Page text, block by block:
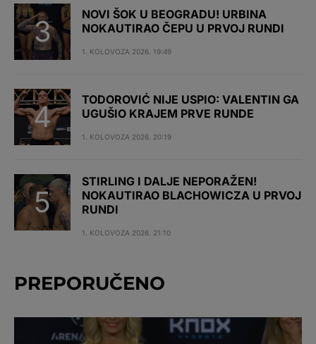
NOVI ŠOK U BEOGRADU! URBINA
NOKAUTIRAO ČEPU U PRVOJ RUNDI
1. KOLOVOZA 2026. 19:49
TODOROVIĆ NIJE USPIO: VALENTIN GA
UGUŠIO KRAJEM PRVE RUNDE
1. KOLOVOZA 2026. 20:19
STIRLING I DALJE NEPORAŽEN!
NOKAUTIRAO BLACHOWICZA U PRVOJ
RUNDI
1. KOLOVOZA 2026. 21:10
PREPORUČENO